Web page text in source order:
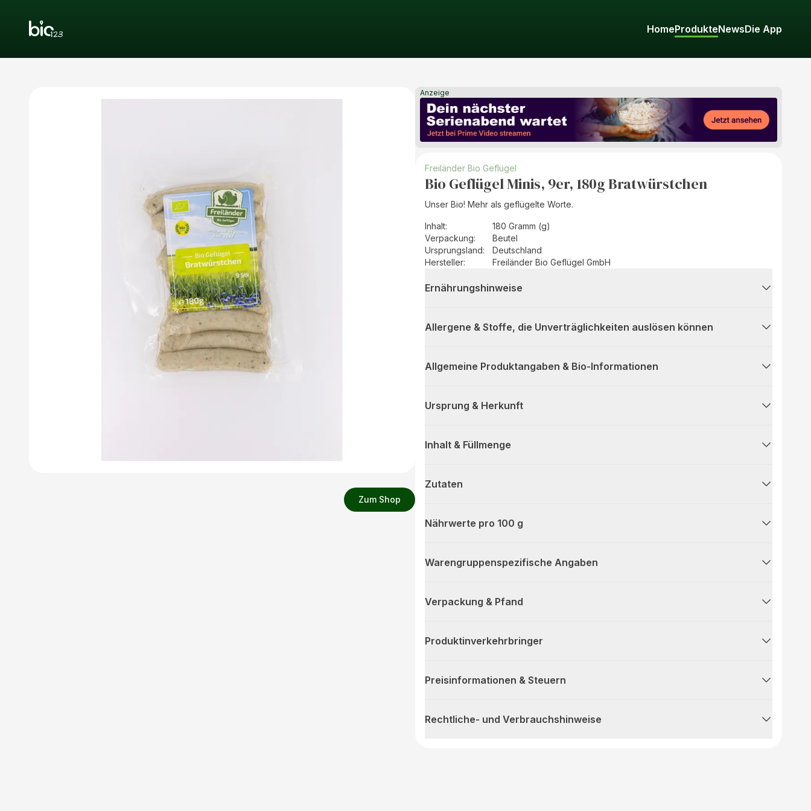
HomeProdukteNewsDie App
Zum Shop
Anzeige
Freiländer Bio Geflügel
Bio Geflügel Minis, 9er, 180g Bratwürstchen
Unser Bio! Mehr als geflügelte Worte.
Inhalt:
180 Gramm (g)
Verpackung:
Beutel
Ursprungsland:
Deutschland
Hersteller: Freiländer Bio Geflügel GmbH
Ernährungshinweise
Allergene & Stoffe, die Unverträglichkeiten auslösen können
Allgemeine Produktangaben & Bio-Informationen
Ursprung & Herkunft
Inhalt & Füllmenge
Zutaten
Nährwerte pro 100 g
Warengruppenspezifische Angaben
Verpackung & Pfand
Produktinverkehrbringer
Preisinformationen & Steuern
Rechtliche- und Verbrauchshinweise